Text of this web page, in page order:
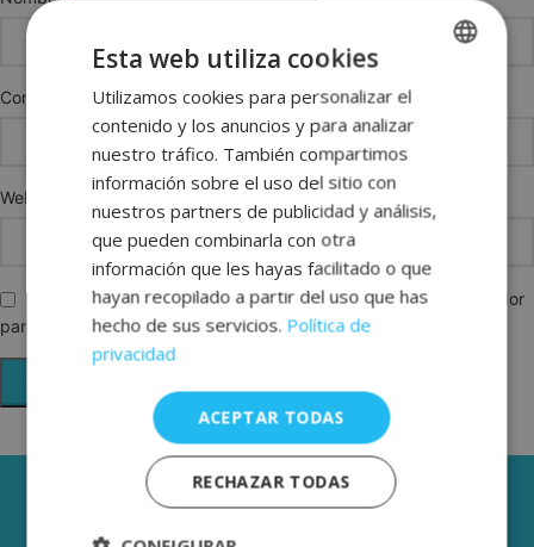
Correo electrónico*
Web
Guarda mi nombre, correo electrónico y web en este navegador
para la próxima vez que comente.
3 AÑOS DE GARANTÍA
ENVÍOS GRÁTIS DESDE 50€
SPANISH
ENGLISH
GERMAN
Esta web utiliza cookies
Utilizamos cookies para personalizar el
contenido y los anuncios y para analizar
nuestro tráfico. También compartimos
información sobre el uso del sitio con
nuestros partners de publicidad y análisis,
que pueden combinarla con otra
información que les hayas facilitado o que
hayan recopilado a partir del uso que has
hecho de sus servicios. Política de
privacidad
ACEPTAR TODAS
RECHAZAR TODAS